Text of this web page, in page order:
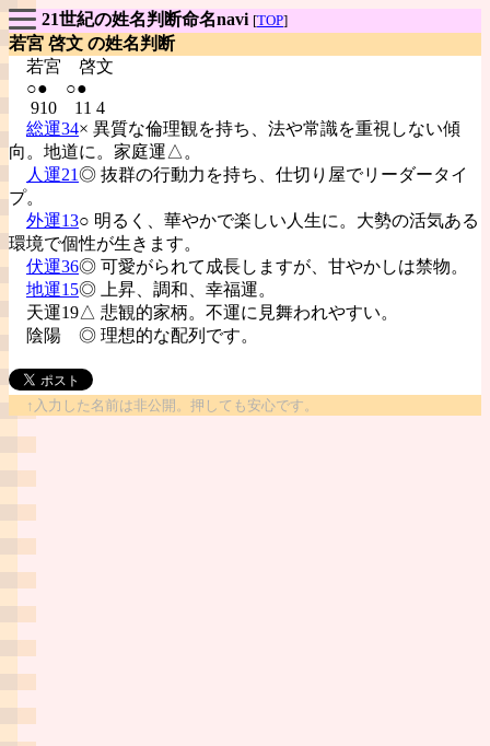
21世紀の姓名判断命名navi [TOP]
若宮 啓文 の姓名判断
若宮 啓文
○● ○●
910 11 4
総運34× 異質な倫理観を持ち、法や常識を重視しない傾
向。地道に。家庭運△。
人運21◎ 抜群の行動力を持ち、仕切り屋でリーダータイ
プ。
外運13○ 明るく、華やかで楽しい人生に。大勢の活気ある
環境で個性が生きます。
伏運36◎ 可愛がられて成長しますが、甘やかしは禁物。
地運15◎ 上昇、調和、幸福運。
天運19△ 悲観的家柄。不運に見舞われやすい。
陰陽 ◎ 理想的な配列です。
↑入力した名前は非公開。押しても安心です。